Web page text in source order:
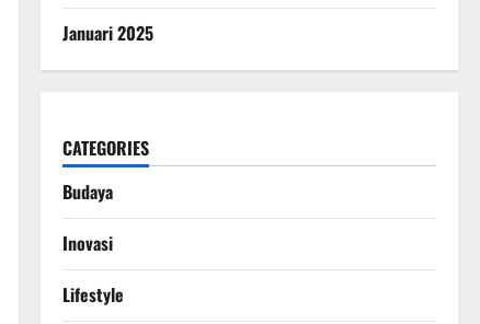
Januari 2025
CATEGORIES
Budaya
Inovasi
Lifestyle